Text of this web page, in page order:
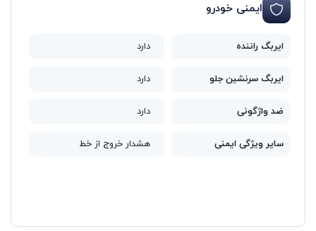
ایمنی خودرو
ایربگ راننده دارد
ایربگ سرنشین جلو دارد
ضد واژگونی دارد
سایر ویژگی‌ ایمنی هشدار خروج از خط